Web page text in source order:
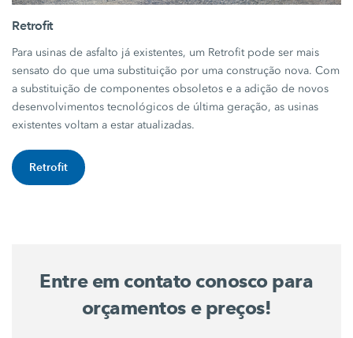
Retrofit
Para usinas de asfalto já existentes, um Retrofit pode ser mais
sensato do que uma substituição por uma construção nova. Com
a substituição de componentes obsoletos e a adição de novos
desenvolvimentos tecnológicos de última geração, as usinas
existentes voltam a estar atualizadas.
Retrofit
Entre em contato conosco para
orçamentos e preços!